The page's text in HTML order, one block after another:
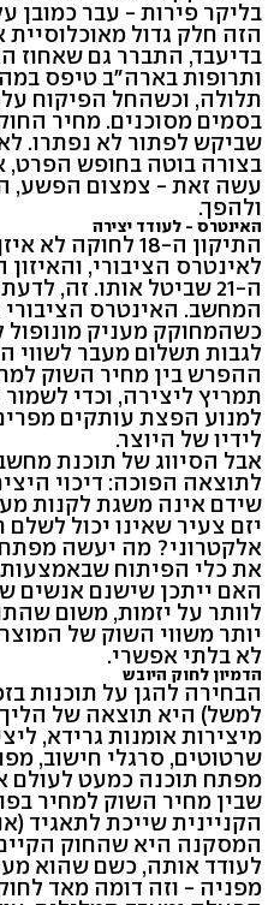
בליקר פירות - עבר כמובן
הזה חלק גדול
בדיעבד, התברר גם שאחוז
ותרופות בארה"ב טיפס
תלולה, וכשהחל הפיקוח
בסמים מסוכנים. מחיר
שביקש לפתור לא נפתרו.
בצורה בוטה בחופש
עשה זאת - צמצום הפשע,
ולהפך.
האינטרס - לעודד יצירה
התיקון ה-18
לאינטרס הציבורי,
ה-21 שביטל אותו. זה,
המחשב. האינטרס הציבורי
כשהמחוקק מעניק מונופול
לגבות תשלום מעבר לשווי
ההפרש בין מחיר השוק
תמריץ ליצירה, וכדי
למנוע הפצת עותקים
לידיו של היוצר.
אבל הסיווג של תוכנת
לתוצאה הפוכה: דיכוי
שידם אינה משגת לקנות
יזם צעיר שאינו יכול לשלם
אלקטרוני? מה יעשה מפתח
את כלי הפיתוח
האם ייתכן שישנם אנשים
לוותר על יזמות, משום
יותר משווי השוק של
לא בלתי אפשרי.
הדמיון לחוק היובש
הבחירה להגן על תוכנות
למשל) היא תוצאה של
מיצירות אומנות גרידא,
שרטוטים, סרגלי חישוב,
מפתח תוכנה כמעט לעולם
שבין מחיר השוק למחיר
הקניינית שייכת לתאגיד
המסקנה היא שהחוק
לעודד אותה, כשם שהוא
מפניה - וזה דומה מאד